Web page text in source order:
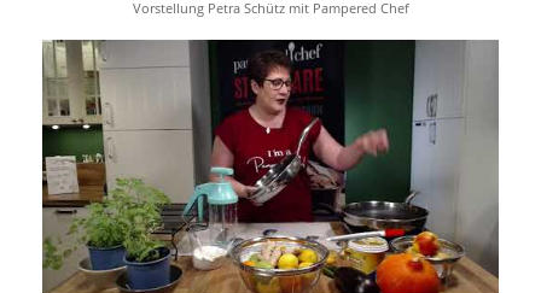
Vorstellung Petra Schütz mit Pampered Chef